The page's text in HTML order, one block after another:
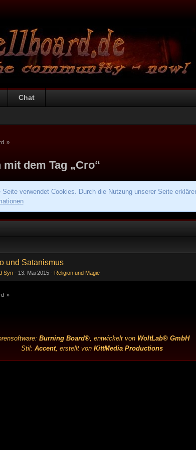
Chat
»
mit dem Tag „Cro“
Seite verwendet Cookies. Durch die Nutzung unserer Seite
und Satanismus
Syn 13. Mai 2015 Religion und Magie
»
Burning Board®, entwickelt von WoltLab® GmbH
Stil: Accent, erstellt von KittMedia Productions